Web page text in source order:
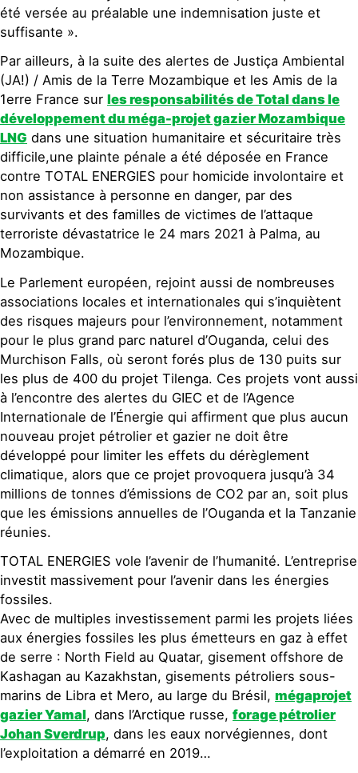
été versée au préalable une indemnisation juste et
suffisante ».
Par ailleurs, à la suite des alertes de Justiça Ambiental
(JA!) / Amis de la Terre Mozambique et les Amis de la
1erre France sur les responsabilités de Total dans le
développement du méga-projet gazier Mozambique
LNG dans une situation humanitaire et sécuritaire très
difficile,une plainte pénale a été déposée en France
contre TOTAL ENERGIES pour homicide involontaire et
non assistance à personne en danger, par des
survivants et des familles de victimes de l’attaque
terroriste dévastatrice le 24 mars 2021 à Palma, au
Mozambique.
Le Parlement européen, rejoint aussi de nombreuses
associations locales et internationales qui s’inquiètent
des risques majeurs pour l’environnement, notamment
pour le plus grand parc naturel d’Ouganda, celui des
Murchison Falls, où seront forés plus de 130 puits sur
les plus de 400 du projet Tilenga. Ces projets vont aussi
à l’encontre des alertes du GIEC et de l’Agence
Internationale de l’Énergie qui affirment que plus aucun
nouveau projet pétrolier et gazier ne doit être
développé pour limiter les effets du dérèglement
climatique, alors que ce projet provoquera jusqu’à 34
millions de tonnes d’émissions de CO2 par an, soit plus
que les émissions annuelles de l’Ouganda et la Tanzanie
réunies.
TOTAL ENERGIES vole l’avenir de l’humanité. L’entreprise
investit massivement pour l’avenir dans les énergies
fossiles.
Avec de multiples investissement parmi les projets liées
aux énergies fossiles les plus émetteurs en gaz à effet
de serre : North Field au Quatar, gisement offshore de
Kashagan au Kazakhstan, gisements pétroliers sous-
marins de Libra et Mero, au large du Brésil, mégaprojet
gazier Yamal, dans l’Arctique russe, forage pétrolier
Johan Sverdrup, dans les eaux norvégiennes, dont
l’exploitation a démarré en 2019…